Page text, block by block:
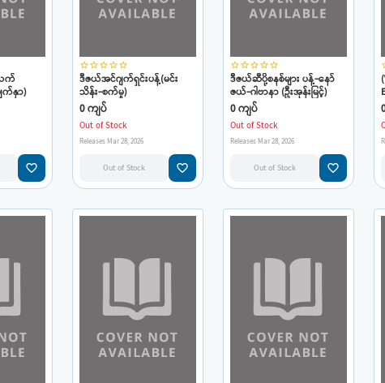
က်
က်နှာ)
favorite_border
star_borderstar_borderstar_borderstar_borderstar_border
ဒီဇယ်အင်ဂျက်ရှင်းပန့်(မင်း
သိန်း-စက်မှု)
0 ကျပ်
Out of Stock
Releases Mar 28, 2026
Out of Stock favorite_border
star_borderstar_borderstar_borderstar_borderstar_border
ဒီဇယ်ဆီပို့စနစ်များ ပန့်-နော်
ဇယ်-ဂါဗာနာ (ဦးအုန်းမြင့်)
0 ကျပ်
Out of Stock
Releases Mar 28, 2026
Out of Stock favorite_border